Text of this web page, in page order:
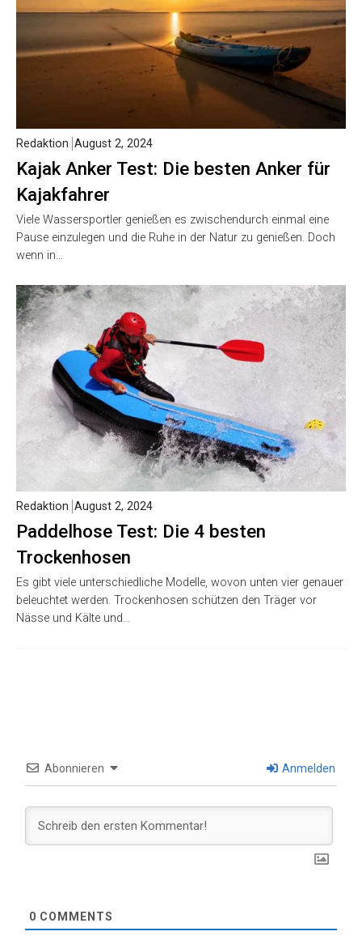
Kajak Anker Test: Die besten Anker für
Kajakfahrer
Redaktion August 2, 2024
Viele Wassersportler genießen es zwischendurch einmal eine
Pause einzulegen und die Ruhe in der Natur zu genießen. Doch
wenn in…
Paddelhose Test: Die 4 besten
Trockenhosen
Redaktion August 2, 2024
Es gibt viele unterschiedliche Modelle, wovon unten vier genauer
beleuchtet werden. Trockenhosen schützen den Träger vor
Nässe und Kälte und…
Abonnieren Anmelden
0 COMMENTS